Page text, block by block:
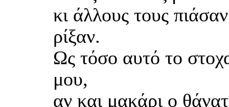
κι άλλους τους
ρίξαν.
Ως τόσο αυτό το
μου,
αν και μακάρι ο